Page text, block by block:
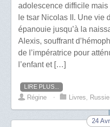
adolescence difficile mais
le tsar Nicolas II. Une vie
épanouie jusqu’à la
Alexis, souffrant
de l’impératrice pour
l’enfant et […]
LIRE PLUS...
Régine ⋅ Livres Russie
24